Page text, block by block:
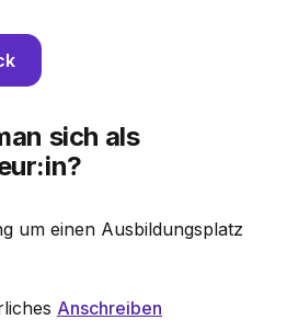
sich als
um einen Ausbildungsplatz
Anschreiben